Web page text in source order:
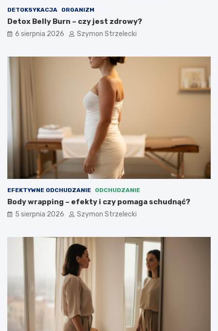
z
y
o
a
g
ą
ć
?
d
z
a
a
?
DETOKSYKACJA ORGANIZM
Detox Belly Burn – czy jest zdrowy?
6 sierpnia 2026 Szymon Strzelecki
EFEKTYWNE ODCHUDZANIE ODCHUDZANIE
Body wrapping – efekty i czy pomaga schudnąć?
5 sierpnia 2026 Szymon Strzelecki